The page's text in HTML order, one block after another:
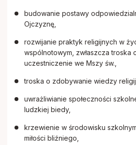
budowanie postawy
Ojczyznę,
rozwijanie praktyk religijnych w
wspólnotowym, zwłaszcza troska
uczestniczenie we Mszy św.,
troska o zdobywanie wiedzy
uwrażliwianie społeczności
ludzkiej biedy,
krzewienie w środowisku
miłości bliźniego,